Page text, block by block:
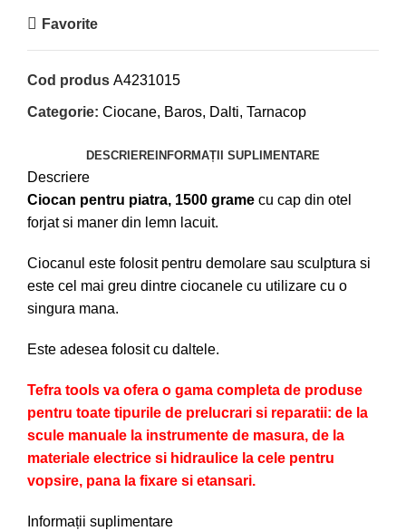
Favorite
Cod produs A4231015
Categorie: Ciocane, Baros, Dalti, Tarnacop
DESCRIERE INFORMAȚII SUPLIMENTARE
Descriere
Ciocan pentru piatra, 1500 grame cu cap din otel
forjat si maner din lemn lacuit.
Ciocanul este folosit pentru demolare sau sculptura si
este cel mai greu dintre ciocanele cu utilizare cu o
singura mana.
Este adesea folosit cu daltele.
Tefra tools va ofera o gama completa de produse
pentru toate tipurile de prelucrari si reparatii: de la
scule manuale la instrumente de masura, de la
materiale electrice si hidraulice la cele pentru
vopsire, pana la fixare si etansari.
Informații suplimentare